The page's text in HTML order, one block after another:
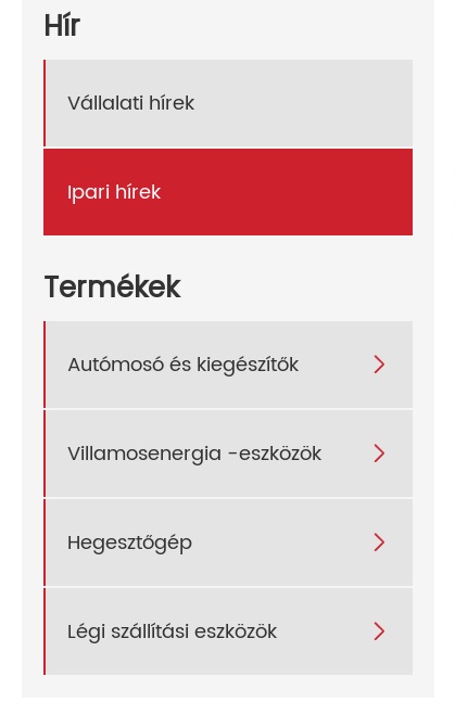
Hír
Vállalati hírek
Ipari hírek
Termékek
Autómosó és kiegészítők 
Villamosenergia -eszközök 
Hegesztőgép 
Légi szállítási eszközök 